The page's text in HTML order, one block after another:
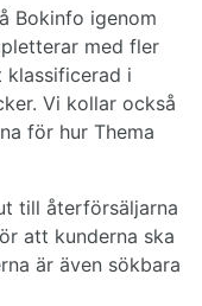
Bokinfo igenom
med fler
klassificerad i
Vi kollar också
för hur Thema
till återförsäljarna
att kunderna ska
är även sökbara